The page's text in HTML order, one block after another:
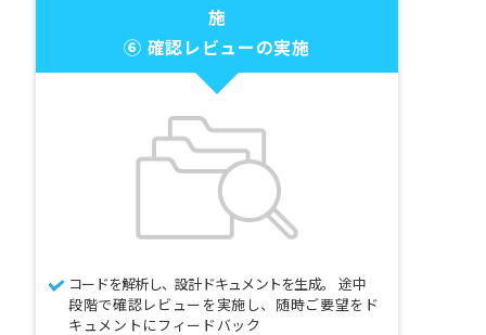
施
⑥ 確認レビューの実施
コードを解析し、設計ドキュメントを生成。
途中
段階で確認レビューを実施し、随時ご要望をド
キュメントにフィードバック